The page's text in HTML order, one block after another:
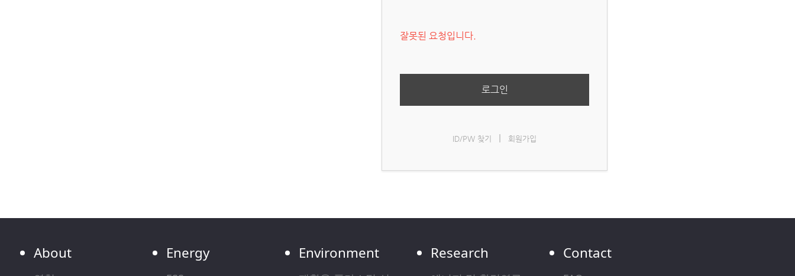
잘못된 요청입니다.
로그인
ID/PW 찾기 | 회원가입
About Energy Environment Research Contact